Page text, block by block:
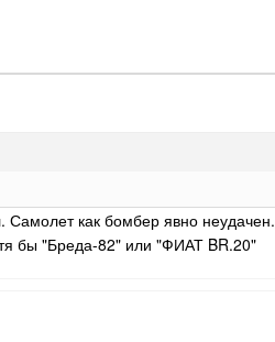
как бомбер явно
бы "Бреда-82" или "ФИАТ BR.20"